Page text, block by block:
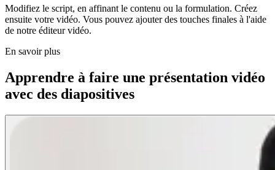
Modifiez le script, en affinant le contenu ou la formulation. Créez
ensuite votre vidéo. Vous pouvez ajouter des touches finales à l'aide
de notre éditeur vidéo.
En savoir plus
Apprendre à faire une présentation vidéo
avec des diapositives